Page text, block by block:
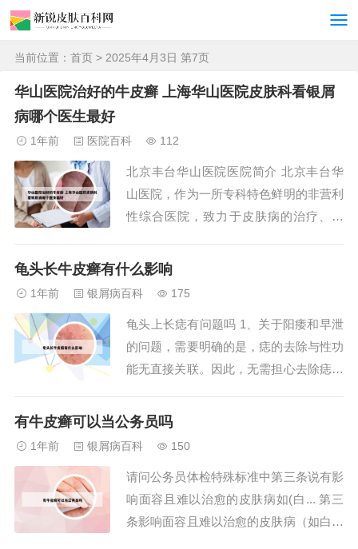
当前位置： 首页 > 2025年4月3日 第7页
华山医院治好的牛皮癣 上海华山医院皮肤科看银屑
病哪个医生最好
1年前 医院百科 112
北京丰台华山医院医院简介 北京丰台华
山医院，作为一所专科特色鲜明的非营利
性综合医院，致力于皮肤病的治疗、预
医院简介 北京丰台华山医院是一家位于
者提供高质量、全方位的医疗服务。医院
概述 北京丰台...
龟头长牛皮癣有什么影响
1年前 银屑病百科 175
龟头上长痣有问题吗 1、关于阳痿和早泄
的问题，需要明确的是，痣的去除与性功
能无直接关联。因此，无需担心去除痣会
于一位网友提到的包皮过长问题，并非所
或其他并发症，那么可以选择保守观察。
2、龟头长...
有牛皮癣可以当公务员吗
1年前 银屑病百科 150
请问公务员体检特殊标准中第三条说有影
响面容且难以治愈的皮肤病如(白... 第三
条影响面容且难以治愈的皮肤病（如白癜